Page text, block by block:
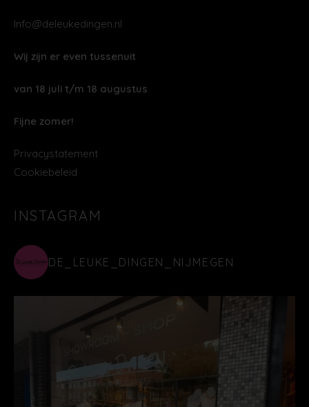
Info@deleukedingen.nl
Wij zijn er even tussenuit
van 18 juli t/m 18 augustus
Fijne zomer!
Privacystatement
Cookiebeleid
INSTAGRAM
DE_LEUKE_DINGEN_NIJMEGEN